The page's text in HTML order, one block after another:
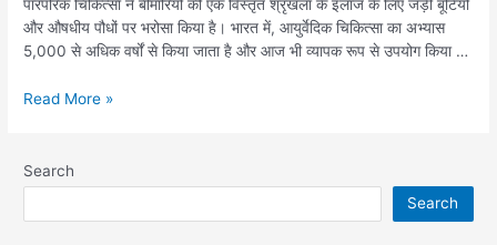
पारंपरिक चिकित्सा ने बीमारियों की एक विस्तृत श्रृंखला के इलाज के लिए जड़ी बूटियों
और औषधीय पौधों पर भरोसा किया है। भारत में, आयुर्वेदिक चिकित्सा का अभ्यास
5,000 से अधिक वर्षों से किया जाता है और आज भी व्यापक रूप से उपयोग किया …
Read More »
Search
Search